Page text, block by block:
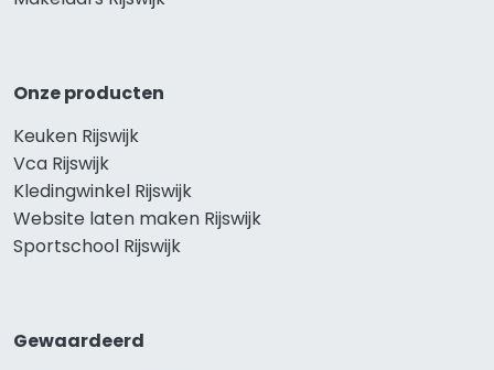
Onze producten
Keuken Rijswijk
Vca Rijswijk
Kledingwinkel Rijswijk
Website laten maken Rijswijk
Sportschool Rijswijk
Gewaardeerd